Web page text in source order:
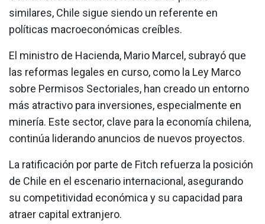
similares, Chile sigue siendo un referente en
políticas macroeconómicas creíbles.
El ministro de Hacienda, Mario Marcel, subrayó que
las reformas legales en curso, como la Ley Marco
sobre Permisos Sectoriales, han creado un entorno
más atractivo para inversiones, especialmente en
minería. Este sector, clave para la economía chilena,
continúa liderando anuncios de nuevos proyectos.
La ratificación por parte de Fitch refuerza la posición
de Chile en el escenario internacional, asegurando
su competitividad económica y su capacidad para
atraer capital extranjero.